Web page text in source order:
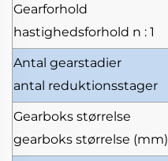
Gearforhold
hastighedsforhold n : 1
Antal gearstadier
antal reduktionsstager
Gearboks størrelse
gearboks størrelse (mm)